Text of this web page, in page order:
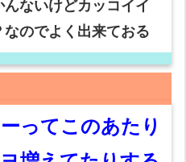
ないけどカッコイイ
のでよく出来ておる
ってこのあたり